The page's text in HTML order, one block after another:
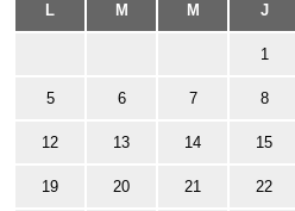
L M M J
1
5 6 7 8
12 13 14 15
19 20 21 22